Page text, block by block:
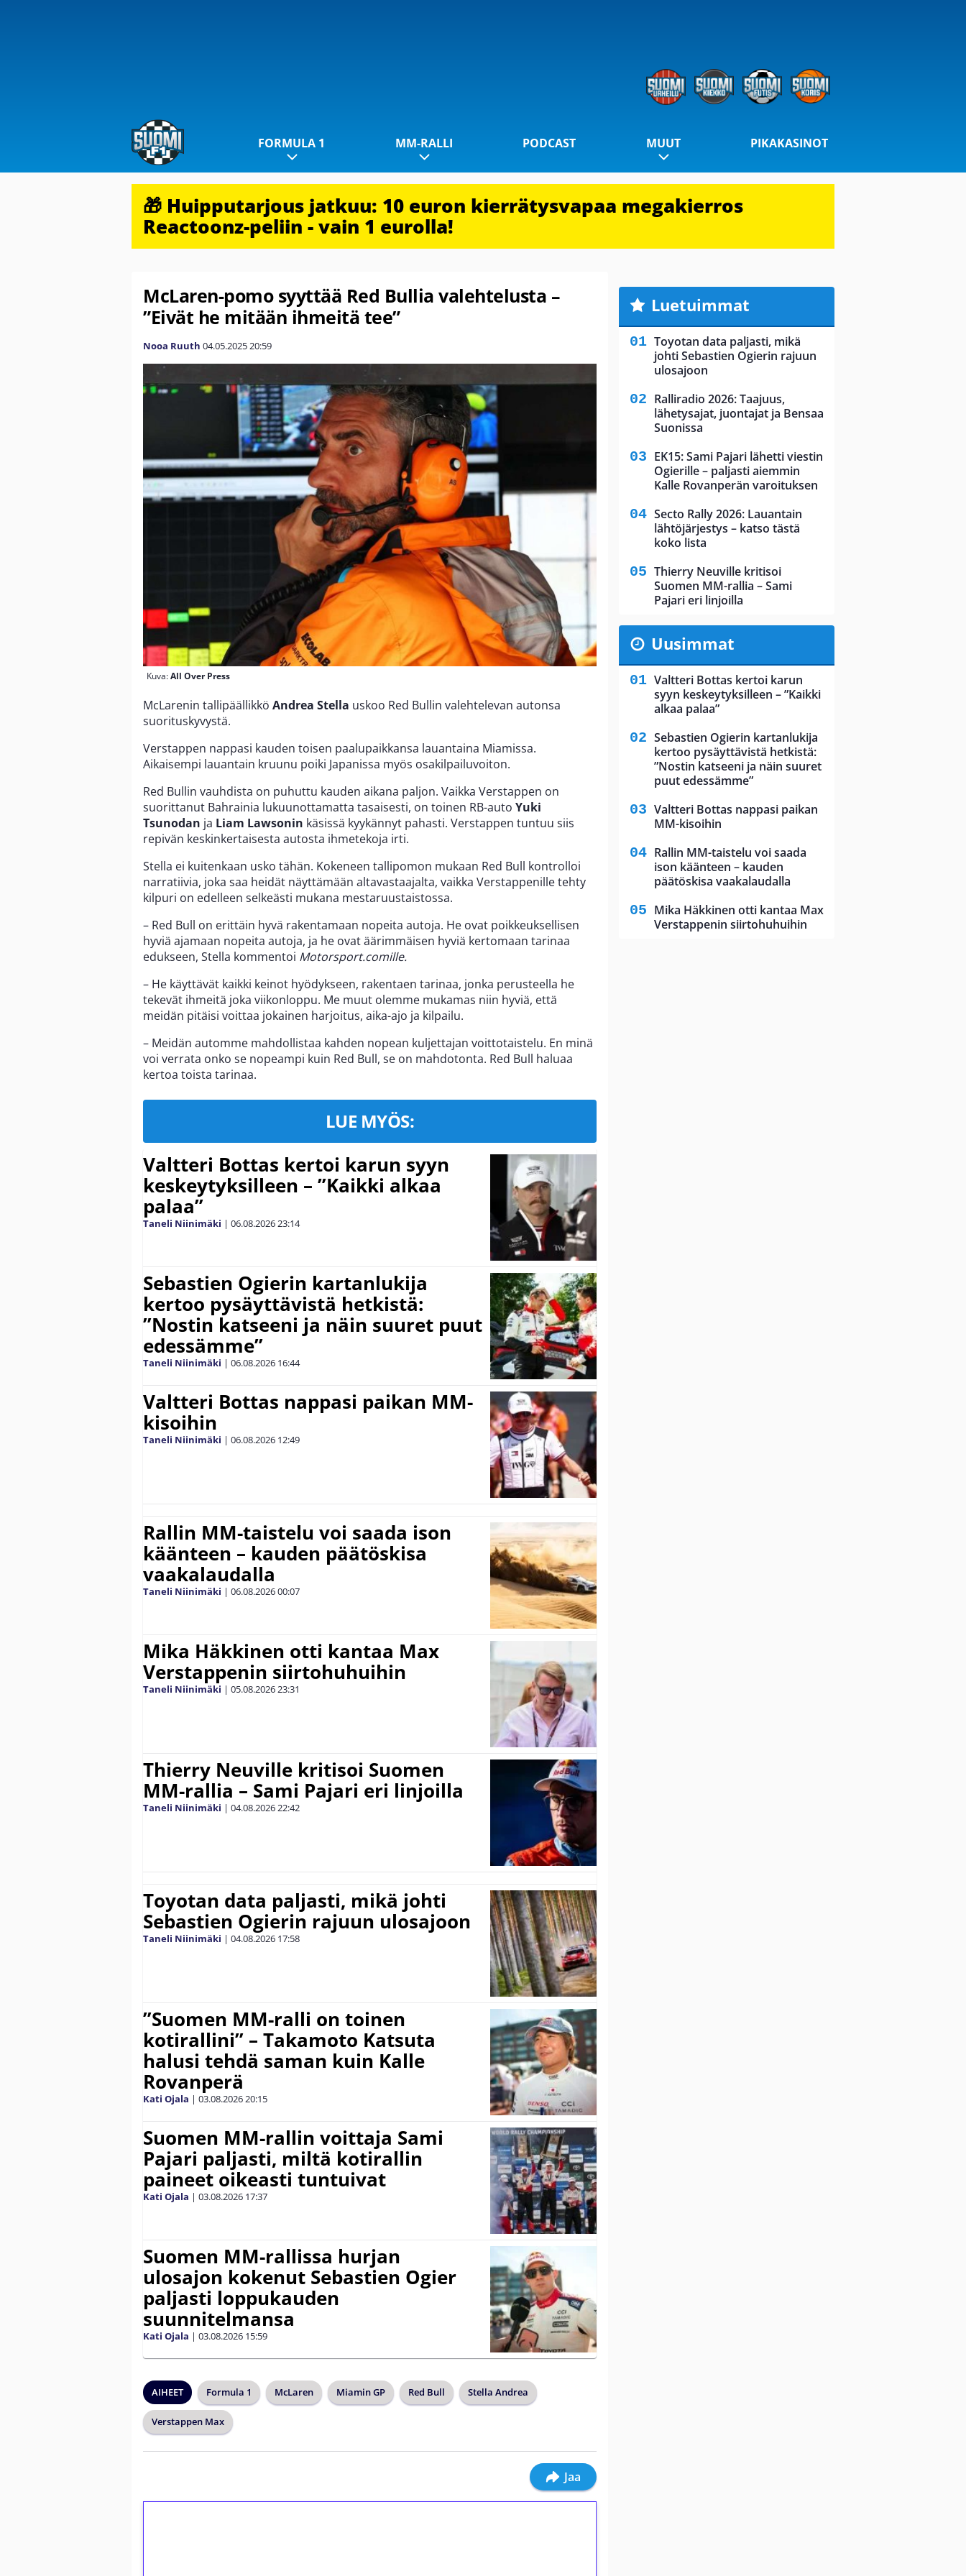
FORMULA 1 MM-RALLI PODCAST MUUT PIKAKASINOT
🎁 Huipputarjous jatkuu: 10 euron kierrätysvapaa megakierros
Reactoonz-peliin - vain 1 eurolla!
McLaren-pomo syyttää Red Bullia valehtelusta –
”Eivät he mitään ihmeitä tee”
Nooa Ruuth 04.05.202520:59
Kuva:All Over Press
McLarenin tallipäällikkö Andrea Stella uskoo Red Bullin valehtelevan autonsa
suorituskyvystä.
Verstappen nappasi kauden toisen paalupaikkansa lauantaina Miamissa.
Aikaisempi lauantain kruunu poiki Japanissa myös osakilpailuvoiton.
Red Bullin vauhdista on puhuttu kauden aikana paljon. Vaikka Verstappen on
suorittanut Bahrainia lukuunottamatta tasaisesti, on toinen RB-auto Yuki
Tsunodan ja Liam Lawsonin käsissä kyykännyt pahasti. Verstappen tuntuu siis
repivän keskinkertaisesta autosta ihmetekoja irti.
Stella ei kuitenkaan usko tähän. Kokeneen tallipomon mukaan Red Bull kontrolloi
narratiivia, joka saa heidät näyttämään altavastaajalta, vaikka Verstappenille tehty
kilpuri on edelleen selkeästi mukana mestaruustaistossa.
– Red Bull on erittäin hyvä rakentamaan nopeita autoja. He ovat poikkeuksellisen
hyviä ajamaan nopeita autoja, ja he ovat äärimmäisen hyviä kertomaan tarinaa
edukseen, Stella kommentoi Motorsport.comille.
– He käyttävät kaikki keinot hyödykseen, rakentaen tarinaa, jonka perusteella he
tekevät ihmeitä joka viikonloppu. Me muut olemme mukamas niin hyviä, että
meidän pitäisi voittaa jokainen harjoitus, aika-ajo ja kilpailu.
– Meidän automme mahdollistaa kahden nopean kuljettajan voittotaistelu. En minä
voi verrata onko se nopeampi kuin Red Bull, se on mahdotonta. Red Bull haluaa
kertoa toista tarinaa.
LUE MYÖS:
Valtteri Bottas kertoi karun syyn
keskeytyksilleen – ”Kaikki alkaa
palaa”
Taneli Niinimäki | 06.08.202623:14
Sebastien Ogierin kartanlukija
kertoo pysäyttävistä hetkistä:
”Nostin katseeni ja näin suuret puut
edessämme”
Taneli Niinimäki | 06.08.2026 16:44
Valtteri Bottas nappasi paikan MM-
kisoihin
Taneli Niinimäki | 06.08.2026 12:49
Rallin MM-taistelu voi saada ison
käänteen – kauden päätöskisa
vaakalaudalla
Taneli Niinimäki | 06.08.202600:07
Mika Häkkinen otti kantaa Max
Verstappenin siirtohuhuihin
Taneli Niinimäki | 05.08.202623:31
Thierry Neuville kritisoi Suomen
MM-rallia – Sami Pajari eri linjoilla
Taneli Niinimäki | 04.08.202622:42
Toyotan data paljasti, mikä johti
Sebastien Ogierin rajuun ulosajoon
Taneli Niinimäki | 04.08.2026 17:58
”Suomen MM-ralli on toinen
kotirallini” – Takamoto Katsuta
halusi tehdä saman kuin Kalle
Rovanperä
Kati Ojala | 03.08.202620:15
Suomen MM-rallin voittaja Sami
Pajari paljasti, miltä kotirallin
paineet oikeasti tuntuivat
Kati Ojala | 03.08.2026 17:37
Suomen MM-rallissa hurjan
ulosajon kokenut Sebastien Ogier
paljasti loppukauden
suunnitelmansa
Kati Ojala | 03.08.2026 15:59
AIHEET Formula 1 McLaren Miamin GP Red Bull Stella Andrea
Verstappen Max
Jaa
Luetuimmat
Toyotan data paljasti, mikä
johti Sebastien Ogierin rajuun
ulosajoon
Ralliradio 2026: Taajuus,
lähetysajat, juontajat ja Bensaa
Suonissa
EK15: Sami Pajari lähetti viestin
Ogierille – paljasti aiemmin
Kalle Rovanperän varoituksen
Secto Rally 2026: Lauantain
lähtöjärjestys – katso tästä
koko lista
Thierry Neuville kritisoi
Suomen MM-rallia – Sami
Pajari eri linjoilla
Uusimmat
Valtteri Bottas kertoi karun
syyn keskeytyksilleen – ”Kaikki
alkaa palaa”
Sebastien Ogierin kartanlukija
kertoo pysäyttävistä hetkistä:
”Nostin katseeni ja näin suuret
puut edessämme”
Valtteri Bottas nappasi paikan
MM-kisoihin
Rallin MM-taistelu voi saada
ison käänteen – kauden
päätöskisa vaakalaudalla
Mika Häkkinen otti kantaa Max
Verstappenin siirtohuhuihin